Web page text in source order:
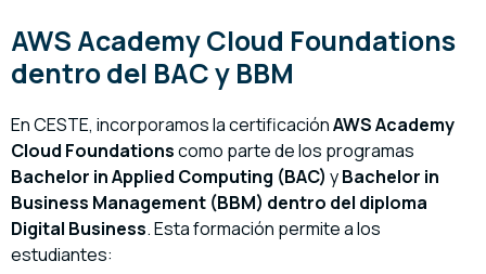
AWS Academy Cloud Foundations
dentro del BAC y BBM
En CESTE, incorporamos la certificaciónAWS Academy
Cloud Foundationscomo parte de los programas
Bachelor in Applied Computing (BAC) yBachelor in
Business Management (BBM) dentro del diploma
Digital Business. Esta formación permite a los
estudiantes: